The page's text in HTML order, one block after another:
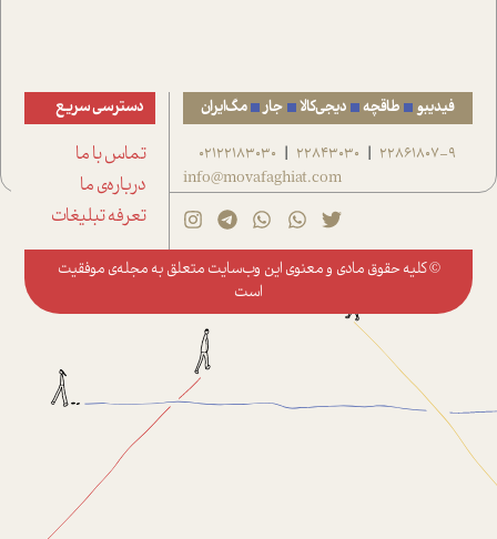
فیدیبو طاقچه دیجی‌کالا جار مگ‌ایران
22861807-9
|
22843030
|
02122183030
info@movafaghiat.com
دسترسی سریع
تماس با ما
درباره‌ی ما
تعرفه تبلیغات
© کلیه حقوق مادی و معنوی این وب‌سایت متعلق به مجله‌ی موفقیت
است